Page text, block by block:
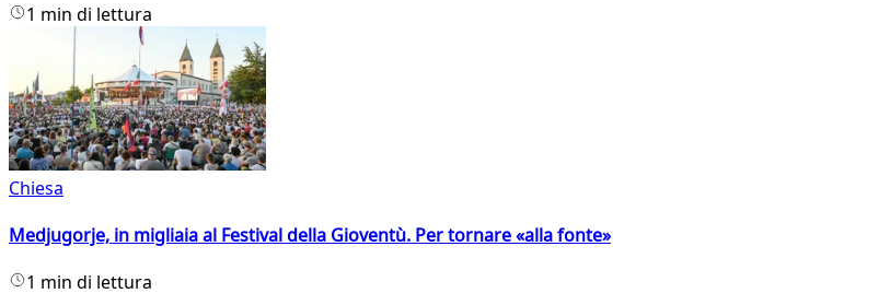
1 min di lettura
Chiesa
Medjugorje, in migliaia al Festival della Gioventù. Per tornare «alla fonte»
1 min di lettura